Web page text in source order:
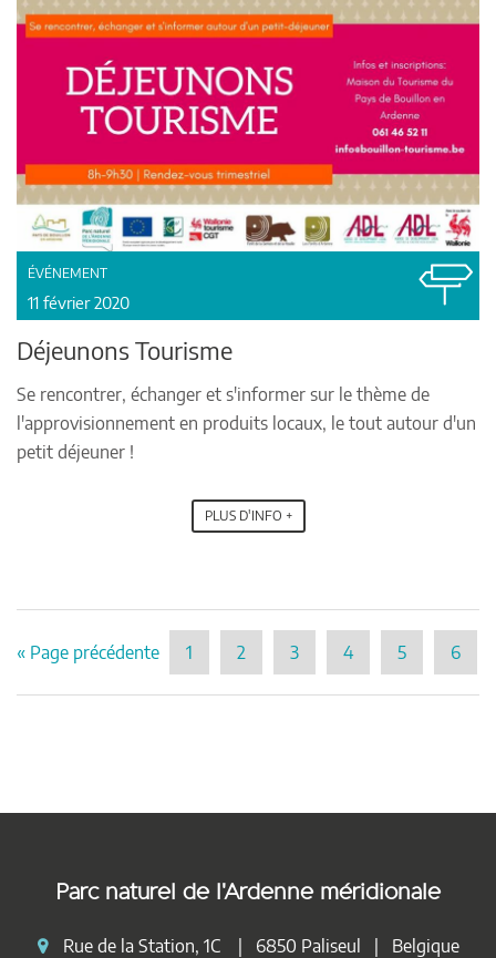
ÉVÉNEMENT
11 février 2020
Déjeunons Tourisme
Se rencontrer, échanger et s'informer sur le thème de
l'approvisionnement en produits locaux, le tout autour d'un
petit déjeuner !
PLUS D'INFO +
« Page précédente 1 2 3 4 5 6
Parc naturel de l'Ardenne méridionale
Rue de la Station, 1C | 6850 Paliseul | Belgique